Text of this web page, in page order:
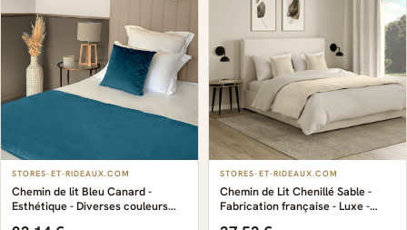
STORES-ET-RIDEAUX.COM
Chemin de lit Bleu Canard -
Esthétique - Diverses couleurs
STORES-ET-RIDEAUX.COM
Chemin de Lit Chenillé Sable -
Fabrication française - Luxe -